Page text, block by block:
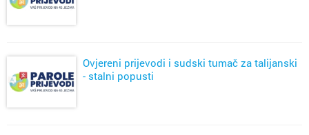
Ovjereni prijevodi i sudski tumač za talijanski
- stalni popusti